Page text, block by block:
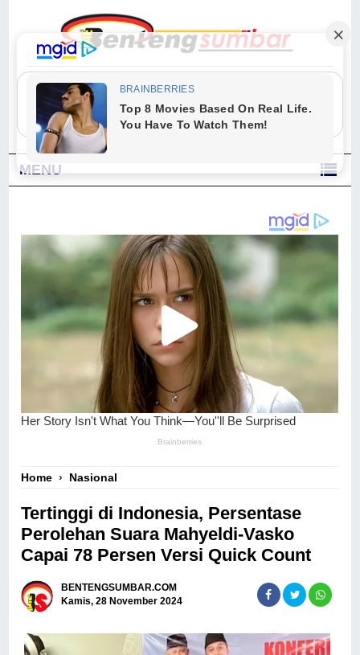
"Sesungguhnya Allah dan para malaikat-Nya berselawat untuk Nabi.
Wahai orang-orang yang beriman, berselawatlah kamu untuk Nabi dan
ucapkanlah salam dengan penuh penghormatan kepadanya." (Qs. Al
Ahzab Ayat 56)
MENU
Home › Nasional
Tertinggi di Indonesia, Persentase
Perolehan Suara Mahyeldi-Vasko
Capai 78 Persen Versi Quick Count
BENTENGSUMBAR.COM
Kamis, 28 November 2024